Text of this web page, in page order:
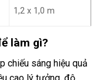
1,2 x 1,0 m
làm gì?
chiếu sáng hiệu quả